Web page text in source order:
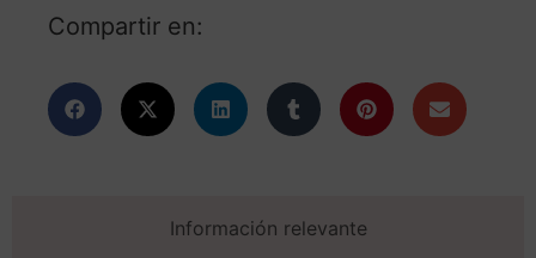
Compartir en:
Información relevante